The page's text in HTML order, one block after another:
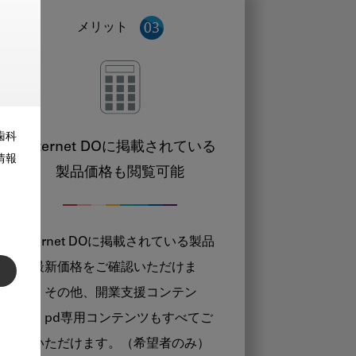
科
報
メリット
Internet DOに掲載されている
製品価格も閲覧可能
Internet DOに掲載されている製品
の最新価格をご確認いただけま
す。その他、開業支援コンテン
ツ、pd専用コンテンツもすべてご
覧いただけます。（希望者のみ）